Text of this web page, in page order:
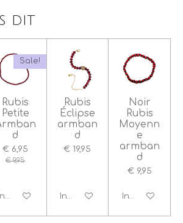
dit
Sale!
Rubis
Petite
d
€ 6,95
€ 9,95
In winkelwagen
Rubis
Éclipse
armban
d
€ 19,95
In winkelwagen
Noir
Rubis
Moyenn
e
armban
d
€ 9,95
In